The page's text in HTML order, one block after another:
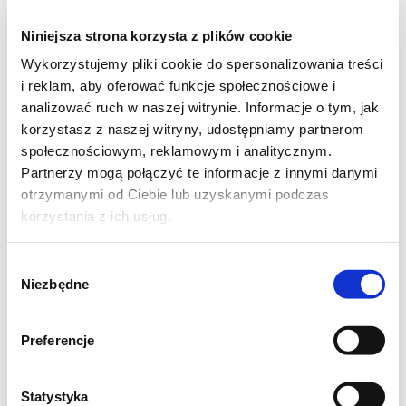
Niniejsza strona korzysta z plików cookie
Wykorzystujemy pliki cookie do spersonalizowania treści
i reklam, aby oferować funkcje społecznościowe i
analizować ruch w naszej witrynie. Informacje o tym, jak
korzystasz z naszej witryny, udostępniamy partnerom
społecznościowym, reklamowym i analitycznym.
Partnerzy mogą połączyć te informacje z innymi danymi
otrzymanymi od Ciebie lub uzyskanymi podczas
korzystania z ich usług.
zgody
Niezbędne
Preferencje
Statystyka
1 łyżka masła
1 łyżeczka cukru
W garnku lekko podgrzać 250 ml mleka. Musi